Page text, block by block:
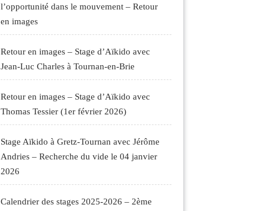
l’opportunité dans le mouvement – Retour
en images
Retour en images – Stage d’Aïkido avec
Jean-Luc Charles à Tournan-en-Brie
Retour en images – Stage d’Aïkido avec
Thomas Tessier (1er février 2026)
Stage Aïkido à Gretz-Tournan avec Jérôme
Andries – Recherche du vide le 04 janvier
2026
Calendrier des stages 2025-2026 – 2ème